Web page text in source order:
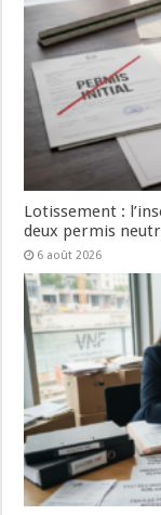
Lotissement :
deux permis
6 août 2026